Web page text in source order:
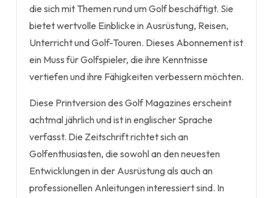
die sich mit Themen rund um Golf beschäftigt. Sie
bietet wertvolle Einblicke in Ausrüstung, Reisen,
Unterricht und Golf-Touren. Dieses Abonnement ist
ein Muss für Golfspieler, die ihre Kenntnisse
vertiefen und ihre Fähigkeiten verbessern möchten.
Diese Printversion des Golf Magazines erscheint
achtmal jährlich und ist in englischer Sprache
verfasst. Die Zeitschrift richtet sich an
Golfenthusiasten, die sowohl an den neuesten
Entwicklungen in der Ausrüstung als auch an
professionellen Anleitungen interessiert sind. In